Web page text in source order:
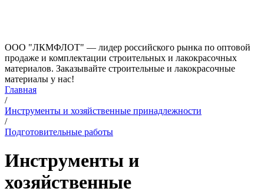
ООО "ЛКМФЛОТ" — лидер российского рынка по оптовой
продаже и комплектации строительных и лакокрасочных
материалов. Заказывайте строительные и лакокрасочные
материалы у нас!
Главная
/
Инструменты и хозяйственные принадлежности
/
Подготовительные работы
Инструменты и
хозяйственные